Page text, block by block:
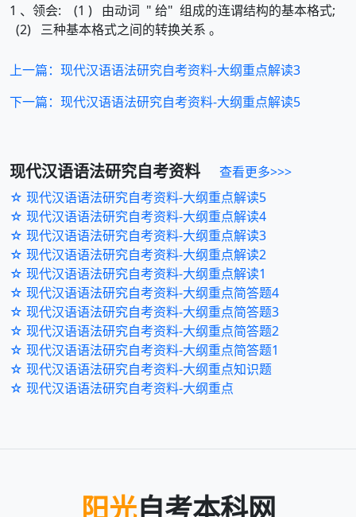
1 、领会: (1 ) 由动词 " 给" 组成的连谓结构的基本格式;
(2) 三种基本格式之间的转换关系 。
上一篇：现代汉语语法研究自考资料-大纲重点解读3
下一篇：现代汉语语法研究自考资料-大纲重点解读5
现代汉语语法研究自考资料
查看更多>>>
☆ 现代汉语语法研究自考资料-大纲重点解读5
☆ 现代汉语语法研究自考资料-大纲重点解读4
☆ 现代汉语语法研究自考资料-大纲重点解读3
☆ 现代汉语语法研究自考资料-大纲重点解读2
☆ 现代汉语语法研究自考资料-大纲重点解读1
☆ 现代汉语语法研究自考资料-大纲重点简答题4
☆ 现代汉语语法研究自考资料-大纲重点简答题3
☆ 现代汉语语法研究自考资料-大纲重点简答题2
☆ 现代汉语语法研究自考资料-大纲重点简答题1
☆ 现代汉语语法研究自考资料-大纲重点知识题
☆ 现代汉语语法研究自考资料-大纲重点
阳光自考本科网